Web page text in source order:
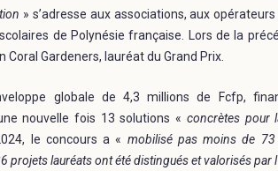
» s’adresse aux associations, aux
de Polynésie française. Lors de la
Coral Gardeners, lauréat du Grand Prix.
globale de 4,3 millions de Fcfp,
nouvelle fois 13 solutions « concrètes pour
le concours a « mobilisé pas moins de
projets lauréats ont été distingués et valorisés par